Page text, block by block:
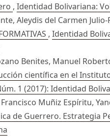
,Identidad Bolivariana:
Aleydis del Carmen
,Identidad
Benites, Manuel
científica en el
1 (2017): Identidad
Muñiz Espíritu,
de Guerrero. Estrategia